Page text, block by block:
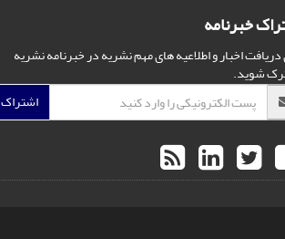
خبرنامه
دریافت اخبار و اطلاعیه های مهم نشریه در خبرنامه نشریه
شوید.
اشتراک